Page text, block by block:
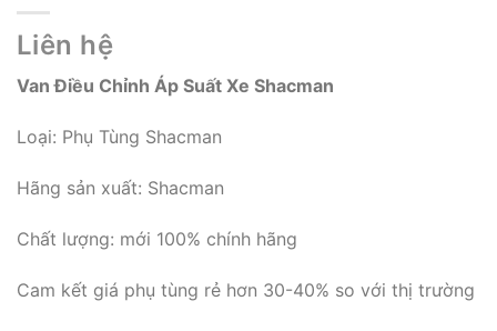
Liên hệ
Van Điều Chỉnh Áp Suất Xe Shacman
Loại: Phụ Tùng Shacman
Hãng sản xuất: Shacman
Chất lượng: mới 100% chính hãng
Cam kết giá phụ tùng rẻ hơn 30-40% so với thị trường